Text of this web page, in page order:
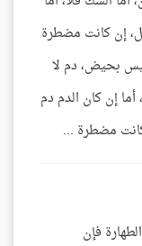
إن كانت مضطرة
بحيض، دم لا
إن كان الدم دم
مضطرة ...
فإن